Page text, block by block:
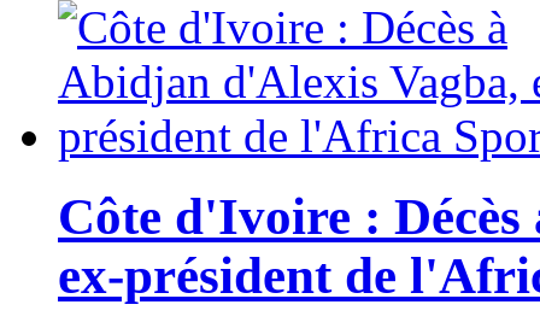
Côte d'Ivoire :
ex-président de